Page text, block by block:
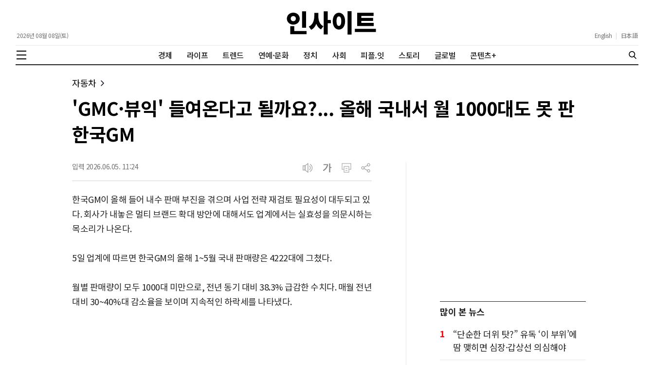
2026년 08월 08일(토) English | 日本語
경제 라이프 트렌드 연예·문화 정치 사회 피플.잇 스토리 글로벌 콘텐츠+
자동차
'GMC·뷰익' 들여온다고 될까요?... 올해 국내서 월 1000대도 못 판
한국GM
입력 2026.06.05. 11:24
한국GM이 올해 들어 내수 판매 부진을 겪으며 사업 전략 재검토 필요성이 대두되고 있
다. 회사가 내놓은 멀티 브랜드 확대 방안에 대해서도 업계에서는 실효성을 의문시하는
목소리가 나온다.
5일 업계에 따르면 한국GM의 올해 1~5월 국내 판매량은 4222대에 그쳤다.
월별 판매량이 모두 1000대 미만으로, 전년 동기 대비 38.3% 급감한 수치다. 매월 전년
대비 30~40%대 감소율을 보이며 지속적인 하락세를 나타냈다.
많이 본 뉴스
1
“단순한 더위 탓?” 유독 ‘이 부위’에
땀 맺히면 심장·갑상선 의심해야